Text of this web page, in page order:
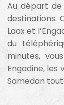
Au départ de
destinations.
Laax et
du
minutes,
Engadine,
Samedan